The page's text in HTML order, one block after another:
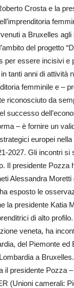
Crosta e la
a Bruxelles
del progetto
per essere incisivi e
tanti anni di attività
femminile e –
riconosciuto da
successo
– è fornire un
europei nella
2027. Gli incontri si
Il presidente Pozza
Ales­sandra
esposto le
la presidente Katia
di alto
veneta, ha
del Piemonte ed
a
il presidente Pozza
(Unioni camerali: